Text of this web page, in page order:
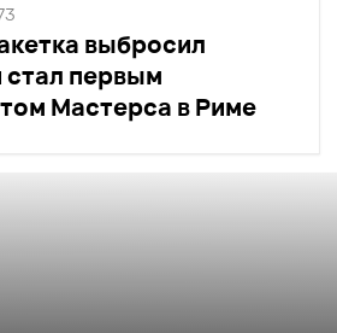
выбросил
стал первым
Мастерса в Риме